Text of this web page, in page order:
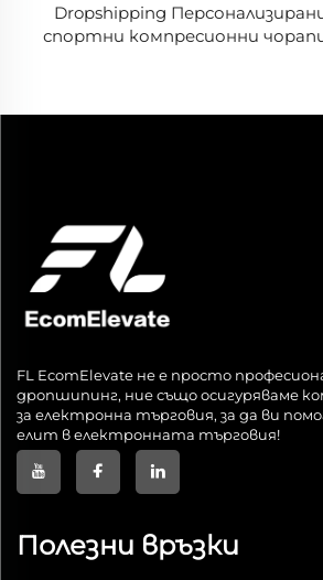
Dropshipping
спортни компресионни
FL EcomElevate не е просто
дропшипинг, ние също осигуряваме
за електронна търговия, за да ви
елит в електронната търговия!
Полезни връзки